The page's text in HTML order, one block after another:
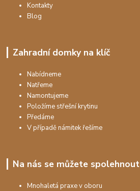
Kontakty
Blog
Zahradní domky na klíč
Nabídneme
Natřeme
Namontujeme
Položíme střešní krytinu
Předáme
V případě námitek řešíme
Na nás se můžete spolehnout
Mnohaletá praxe v oboru